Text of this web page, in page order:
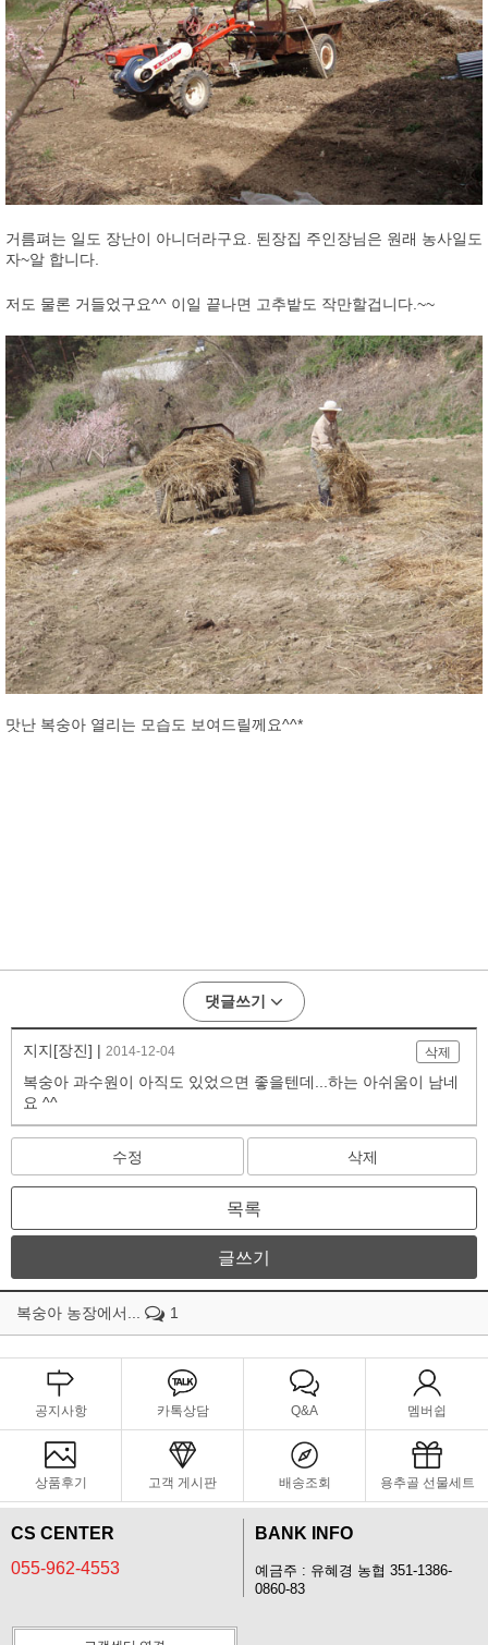
거름펴는 일도 장난이 아니더라구요. 된장집 주인장님은 원래 농사일도
자~알 합니다.
저도 물론 거들었구요^^ 이일 끝나면 고추밭도 작만할겁니다.~~
맛난 복숭아 열리는 모습도 보여드릴께요^^*
댓글쓰기
지지[장진] | 2014-12-04 삭제
복숭아 과수원이 아직도 있었으면 좋을텐데...하는 아쉬움이 남네
요 ^^
수정 삭제
목록
글쓰기
복숭아 농장에서... 1
공지사항 카톡상담 Q&A 멤버쉽
상품후기 고객 게시판 배송조회 용추골 선물세트
CS CENTER
055-962-4553
BANK INFO
예금주 : 유혜경 농협 351-1386-
0860-83